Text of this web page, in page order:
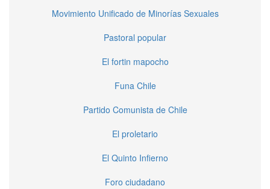
Movimiento Unificado de Minorías Sexuales
Pastoral popular
El fortin mapocho
Funa Chile
Partido Comunista de Chile
El proletario
El Quinto Infierno
Foro ciudadano